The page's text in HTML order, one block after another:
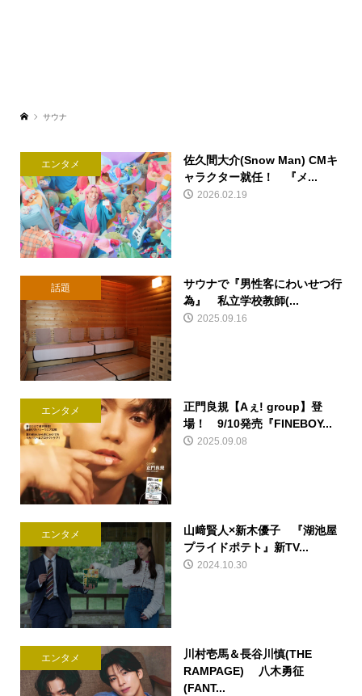
サウナ
エンタメ
佐久間大介(Snow Man) CMキ
ャラクター就任！ 『メ...
2026.02.19
話題
サウナで『男性客にわいせつ行
為』 私立学校教師(...
2025.09.16
エンタメ
正門良規【Aぇ! group】登
場！ 9/10発売『FINEBOY...
2025.09.08
エンタメ
山﨑賢人×新木優子 『湖池屋
プライドポテト』新TV...
2024.10.30
エンタメ
川村壱馬＆長谷川慎(THE
RAMPAGE) 八木勇征
(FANT...